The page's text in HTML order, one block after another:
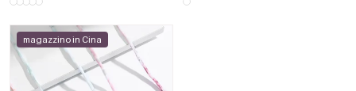
magazzino in Cina